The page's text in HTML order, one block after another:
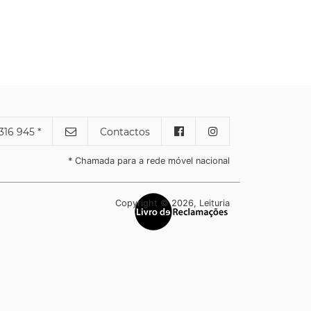
945 * Contactos
* Chamada para a rede móvel nacional
Copyright © 2026, Leituria